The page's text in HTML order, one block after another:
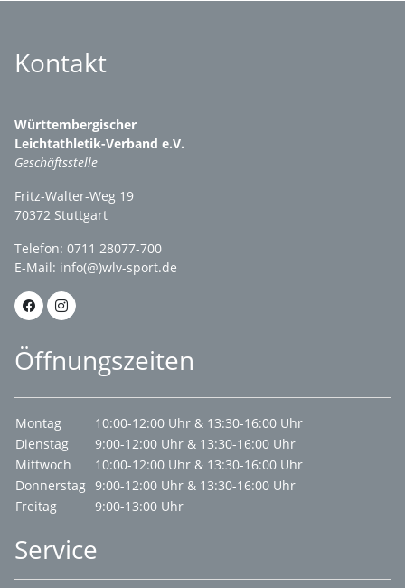
Kontakt
Württembergischer
Leichtathletik-Verband e.V.
Geschäftsstelle
Fritz-Walter-Weg 19
70372 Stuttgart
Telefon: 0711 28077-700
E-Mail: info(@)wlv-sport.de
Öffnungszeiten
Montag
10:00-12:00 Uhr & 13:30-16:00 Uhr
Dienstag
9:00-12:00 Uhr & 13:30-16:00 Uhr
Mittwoch
10:00-12:00 Uhr & 13:30-16:00 Uhr
Donnerstag 9:00-12:00 Uhr & 13:30-16:00 Uhr
Freitag
9:00-13:00 Uhr
Service